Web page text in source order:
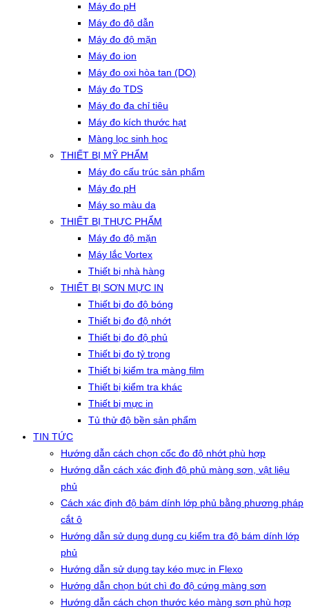
Máy đo pH
Máy đo độ dẫn
Máy đo độ mặn
Máy đo ion
Máy đo oxi hòa tan (DO)
Máy đo TDS
Máy đo đa chỉ tiêu
Máy đo kích thước hạt
Màng lọc sinh học
THIẾT BỊ MỸ PHẨM
Máy đo cấu trúc sản phẩm
Máy đo pH
Máy so màu da
THIẾT BỊ THỰC PHẨM
Máy đo độ mặn
Máy lắc Vortex
Thiết bị nhà hàng
THIẾT BỊ SƠN MỰC IN
Thiết bị đo độ bóng
Thiết bị đo độ nhớt
Thiết bị đo độ phủ
Thiết bị đo tỷ trọng
Thiết bị kiểm tra màng film
Thiết bị kiểm tra khác
Thiết bị mực in
Tủ thử độ bền sản phẩm
TIN TỨC
Hướng dẫn cách chọn cốc đo độ nhớt phù hợp
Hướng dẫn cách xác định độ phủ màng sơn, vật liệu
phủ
Cách xác định độ bám dính lớp phủ bằng phương pháp
cắt ô
Hướng dẫn sử dụng dụng cụ kiểm tra độ bám dính lớp
phủ
Hướng dẫn sử dụng tay kéo mực in Flexo
Hướng dẫn chọn bút chì đo độ cứng màng sơn
Hướng dẫn cách chọn thước kéo màng sơn phù hợp